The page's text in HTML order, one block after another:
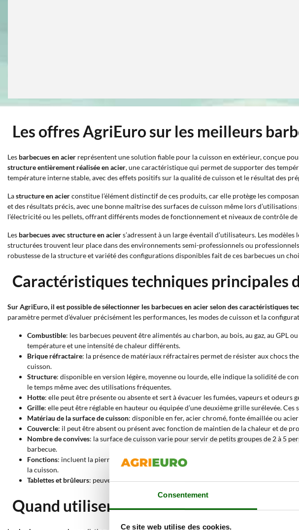
Consentement
Ce site web utilise des cookies.
Les offres AgriEuro sur les meilleurs
Les barbecues en acier représentent une solution fiable pour la cuisson en extérieur, conçue
structure entièrement réalisée en acier, une caractéristique qui permet de supporter des
température interne stable, avec des effets positifs sur la qualité de cuisson et le résultat des
Lastructure en acierconstitue l’élément distinctif de ces produits, car elle protège les
et des résultats précis, avec une bonne maîtrise des surfaces de cuisson même lors
l’électricité ou les pellets, offrant différents modes de fonctionnement et niveaux de contrôle
Les barbecues avec structure en aciers’adressent à un large éventail d’utilisateurs. Les
structurées trouvent leur place dans des environnements semi-professionnels ou
robustesse de la structure et variété des configurations disponibles fait de ces barbecues un
Caractéristiques techniques principales
Sur AgriEuro, il est possible de sélectionner les barbecues en acier selon des caractéristiques
paramètre permet d’évaluer précisément les performances, les modes de cuisson et la
Combustible: les barbecues peuvent être alimentés au charbon, au bois, au gaz, au GPL
température et une intensité de chaleur différents.
Brique réfractaire: la présence de matériaux réfractaires permet de résister aux chocs
cuisson.
Structure: disponible en version légère, moyenne ou lourde, elle indique la solidité de
le temps même avec des utilisations fréquentes.
Hotte: elle peut être présente ou absente et sert à évacuer les fumées, vapeurs et
Grille: elle peut être réglable en hauteur ou équipée d’une deuxième grille surélevée.
Matériau de la surface de cuisson: disponible en fer, acier chromé, fonte émaillée ou
Couvercle: il peut être absent ou présent avec fonction de maintien de la chaleur et de
Nombre de convives: la surface de cuisson varie pour servir de petits groupes de 2 à 5
barbecue.
Fonctions: incluent la pierre de lave pour une diffusion uniforme de la chaleur, des
la cuisson.
Tablettes et brûleurs: peuvent être absents ou inclure une ou deux tablettes latérales,
Quand utiliser un barbecue en acier ?